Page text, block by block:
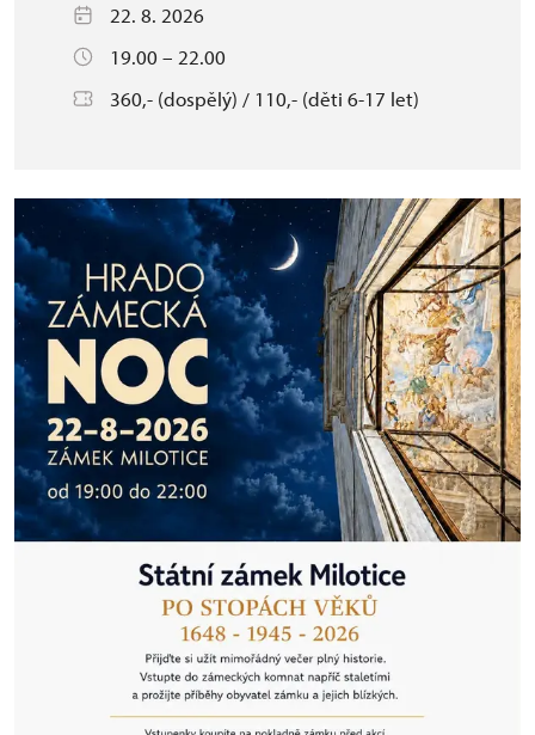
22. 8. 2026
19.00 – 22.00
360,- (dospělý) / 110,- (děti 6-17 let)